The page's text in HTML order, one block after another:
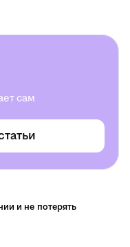
сам
и не потерять